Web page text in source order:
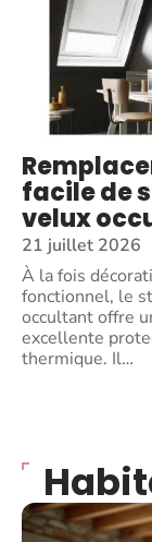
facile de
velux
21 juillet 2026
À la fois
fonctionnel, le
occultant offre
excellente
thermique. Il…